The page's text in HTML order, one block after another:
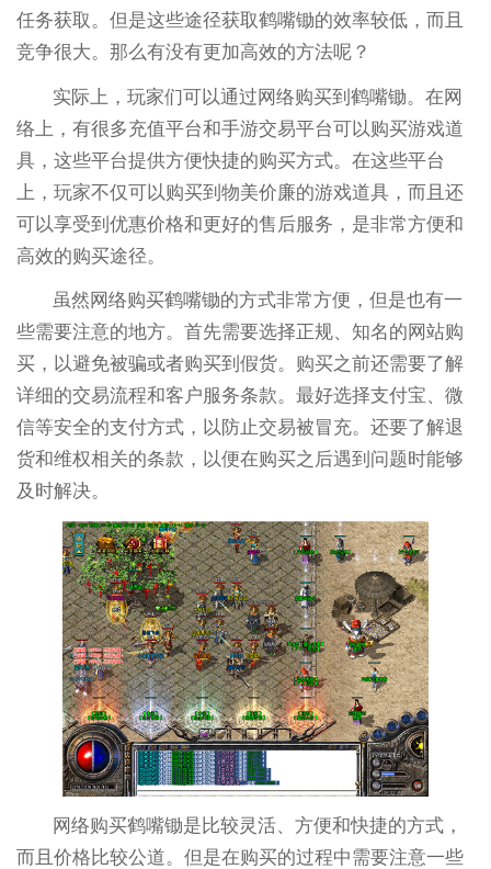
任务获取。但是这些途径获取鹤嘴锄的效率较低，而且
竞争很大。那么有没有更加高效的方法呢？
实际上，玩家们可以通过网络购买到鹤嘴锄。在网
络上，有很多充值平台和手游交易平台可以购买游戏道
具，这些平台提供方便快捷的购买方式。在这些平台
上，玩家不仅可以购买到物美价廉的游戏道具，而且还
可以享受到优惠价格和更好的售后服务，是非常方便和
高效的购买途径。
虽然网络购买鹤嘴锄的方式非常方便，但是也有一
些需要注意的地方。首先需要选择正规、知名的网站购
买，以避免被骗或者购买到假货。购买之前还需要了解
详细的交易流程和客户服务条款。最好选择支付宝、微
信等安全的支付方式，以防止交易被冒充。还要了解退
货和维权相关的条款，以便在购买之后遇到问题时能够
及时解决。
网络购买鹤嘴锄是比较灵活、方便和快捷的方式，
而且价格比较公道。但是在购买的过程中需要注意一些